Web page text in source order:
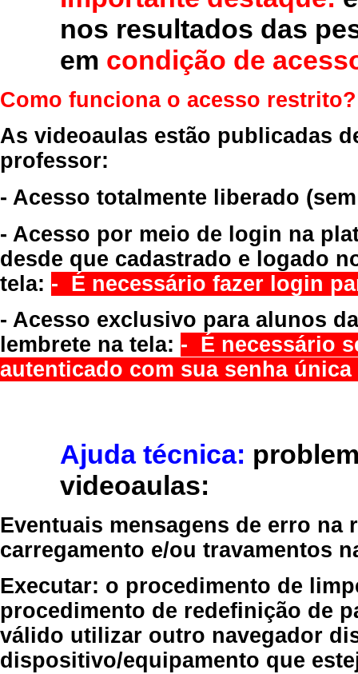
nos resultados das
em condição de
Como funciona o acesso restrito?
As videoaulas estão publicadas
professor:
- Acesso totalmente liberado
- Acesso por meio de login na
desde que cadastrado e logado
tela: - É necessário fazer login
- Acesso exclusivo para alunos
lembrete na tela: - É necessário
autenticado com sua senha
Ajuda técnica:
videoaulas:
Eventuais mensagens de erro
carregamento e/ou travamentos
Executar: o procedimento de
procedimento de redefinição de
válido utilizar outro navegador
dispositivo/equipamento que